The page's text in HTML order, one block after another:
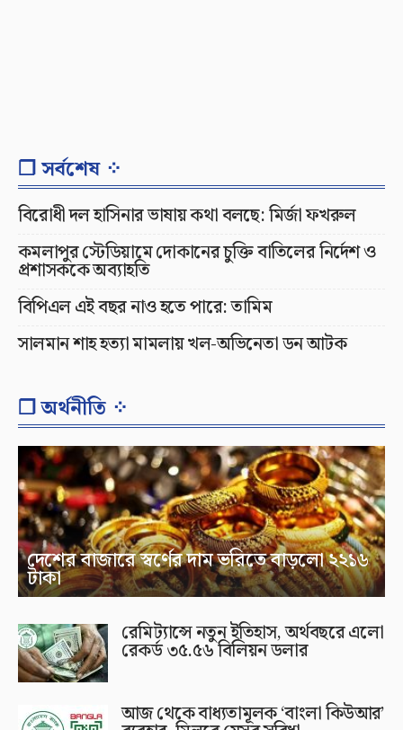
❐ সর্বশেষ ⁘
বিরোধী দল হাসিনার ভাষায় কথা বলছে: মির্জা ফখরুল
কমলাপুর স্টেডিয়ামে দোকানের চুক্তি বাতিলের নির্দেশ ও
প্রশাসককে অব্যাহতি
বিপিএল এই বছর নাও হতে পারে: তামিম
সালমান শাহ হত্যা মামলায় খল-অভিনেতা ডন আটক
❐ অর্থনীতি ⁘
দেশের বাজারে স্বর্ণের দাম ভরিতে বাড়লো ২২১৬
টাকা
রেমিট্যান্সে নতুন ইতিহাস, অর্থবছরে এলো
রেকর্ড ৩৫.৫৬ বিলিয়ন ডলার
আজ থেকে বাধ্যতামূলক ‘বাংলা কিউআর’